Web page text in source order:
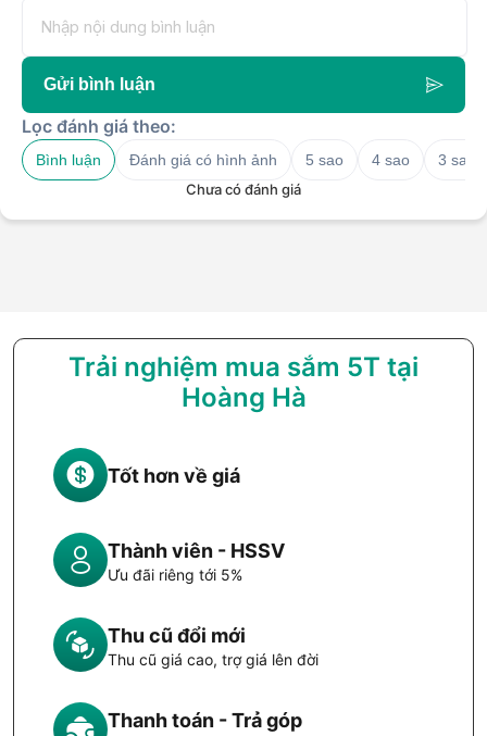
Gửi bình luận
Lọc đánh giá theo:
Bình luận Đánh giá có hình ảnh 5 sao 4 sao
3 sao
Chưa có đánh giá
Trải nghiệm mua sắm 5T tại
Hoàng Hà
Tốt hơn về giá
Thành viên - HSSV
Ưu đãi riêng tới 5%
Thu cũ đổi mới
Thu cũ giá cao, trợ giá lên đời
Thanh toán - Trả góp